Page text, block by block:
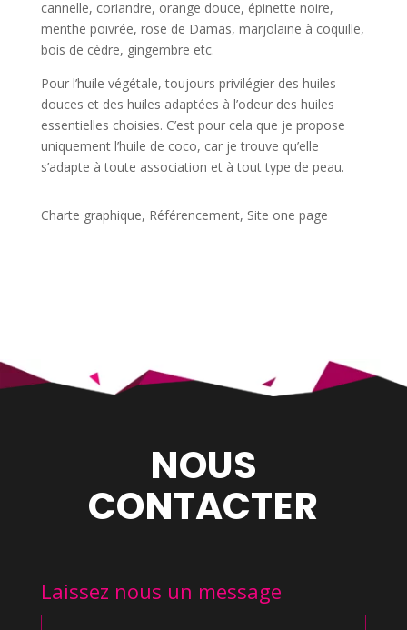
cannelle, coriandre, orange douce, épinette noire,
menthe poivrée, rose de Damas, marjolaine à coquille,
bois de cèdre, gingembre etc.
Pour l’huile végétale, toujours privilégier des huiles
douces et des huiles adaptées à l’odeur des huiles
essentielles choisies. C’est pour cela que je propose
uniquement l’huile de coco, car je trouve qu’elle
s’adapte à toute association et à tout type de peau.
Charte graphique, Référencement, Site one page
NOUS
CONTACTER
Laissez nous un message